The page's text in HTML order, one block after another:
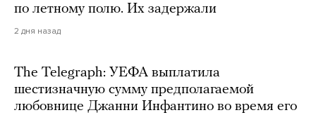
по летному полю. Их задержали
2 дня назад
The Telegraph: УЕФА выплатила
шестизначную сумму предполагаемой
любовнице Джанни Инфантино во время его